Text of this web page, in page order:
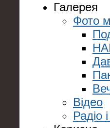
Галерея
Фото
Відео
Радіо